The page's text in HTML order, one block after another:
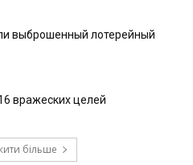
выброшенный лотерейный
вражеских целей
більше